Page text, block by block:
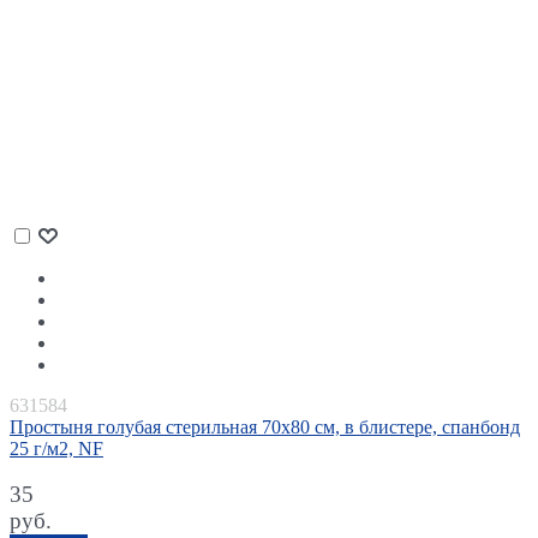
631584
Простыня голубая стерильная 70х80 см, в блистере, спанбонд
25 г/м2, NF
35
руб.